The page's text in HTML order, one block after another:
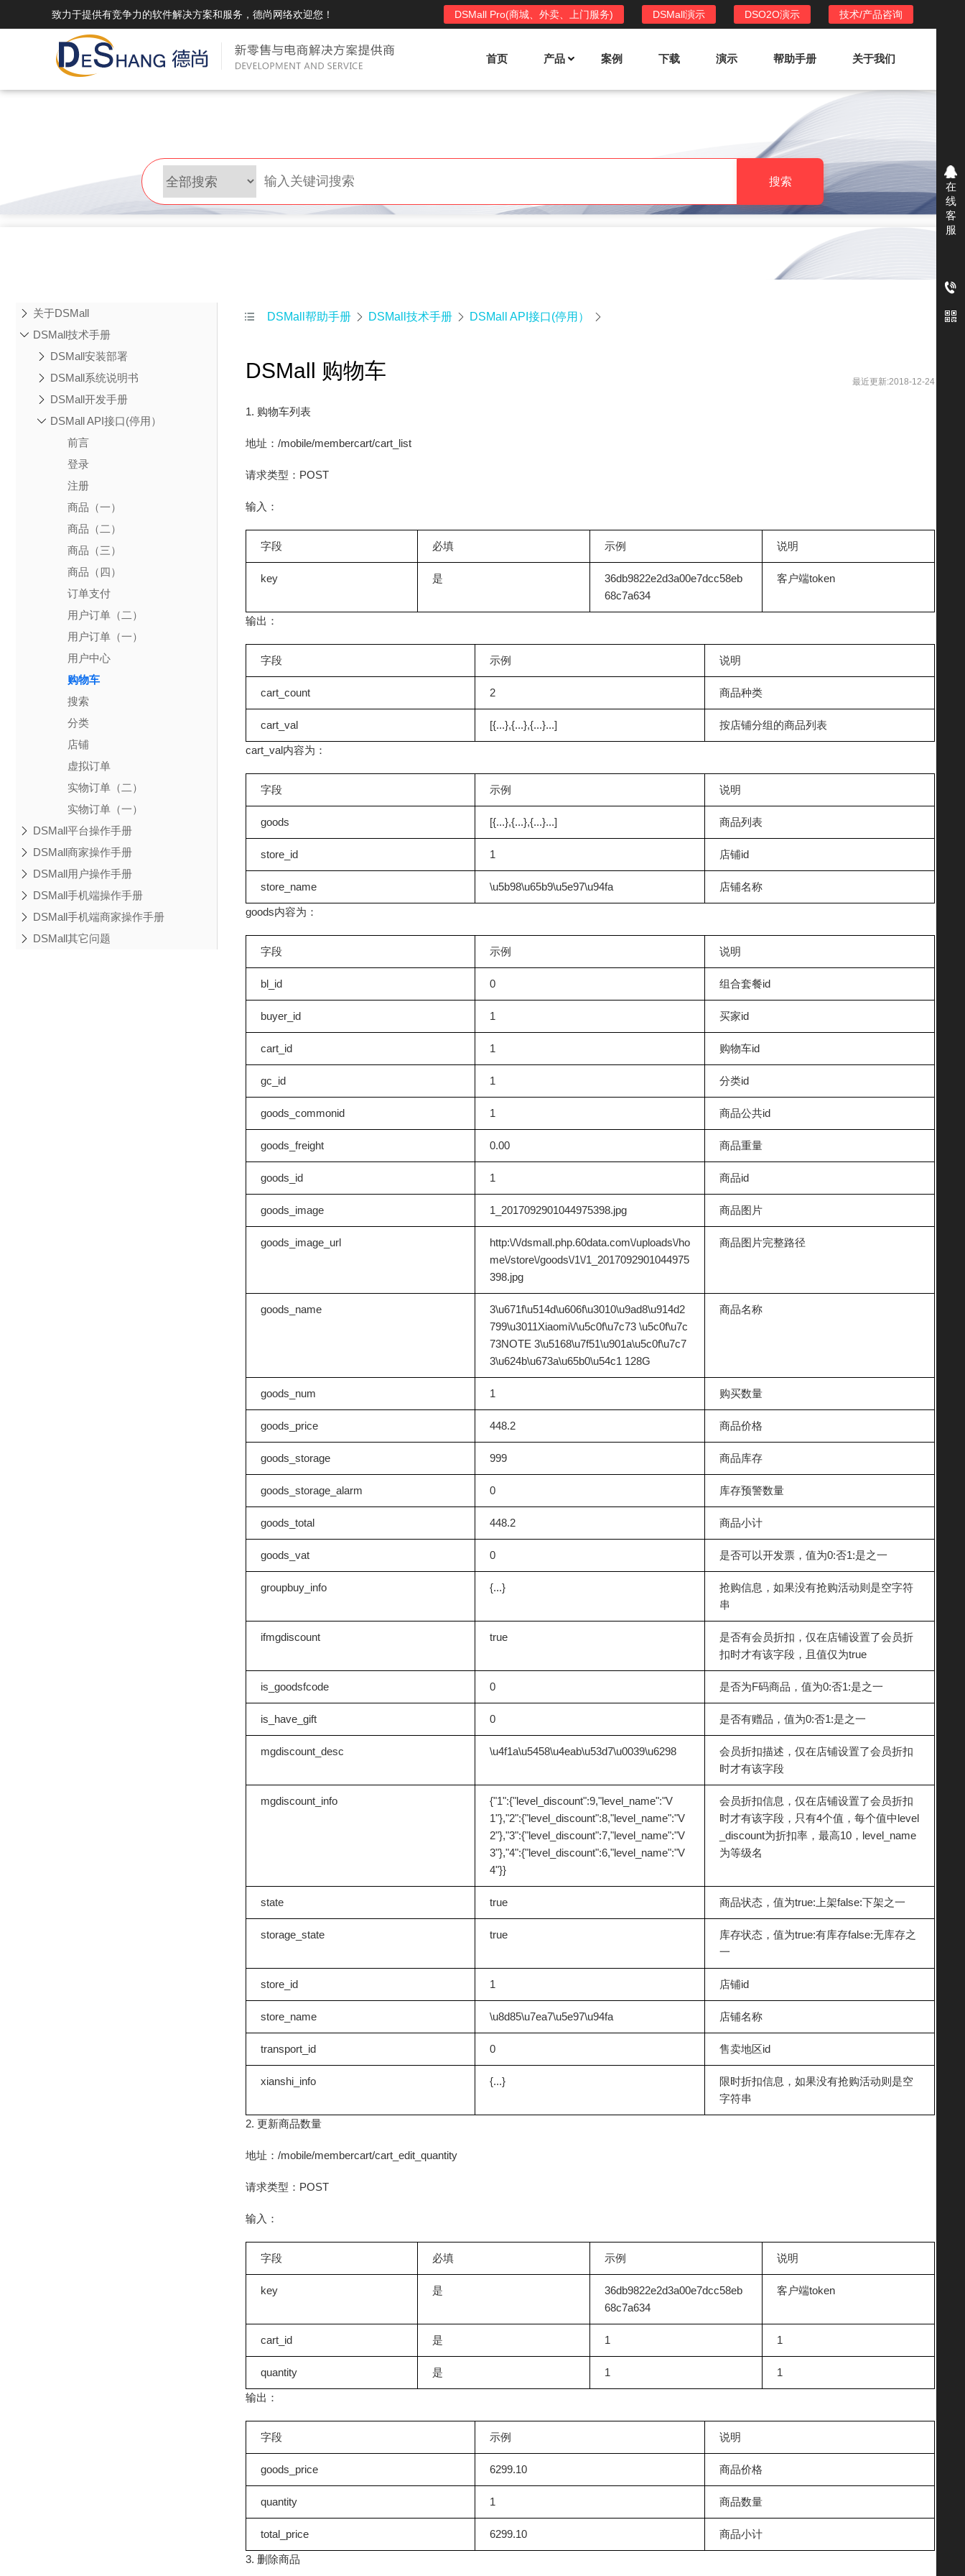
致力于提供有竞争力的软件解决方案和服务，德尚网络欢迎您！ 技术/产品咨询
DSO2O演示
DSMall演示
DSMall Pro(商城、外卖、上门服务)
首页 产品
DSMall Pro功能列表
DSMall Pro支持商城购物，外卖，上门
服务，短视频等功能。
DSMall功能列表
系统支持平台自营、分销、拼团、限时
折扣、优惠套装、微信、小程序等
DSShop功能列表 DSO2O功能列表
提供新零售线上化经营管理工具，基于
LBS定位，只为让更多客户、多次到店
消费
案例 下载 演示 帮助手册 关于我们
搜索
关于DSMall
DSMall技术手册
DSMall安装部署
DSMall系统说明书
DSMall开发手册
DSMall API接口(停用）
前言
登录
注册
商品（一）
商品（二）
商品（三）
商品（四）
订单支付
用户订单（二）
用户订单（一）
用户中心
购物车
搜索
分类
店铺
虚拟订单
实物订单（二）
实物订单（一）
DSMall平台操作手册
DSMall商家操作手册
DSMall用户操作手册
DSMall手机端操作手册
DSMall手机端商家操作手册
DSMall其它问题
 DSMall帮助手册  DSMall技术手册  DSMall API接口(停用） 
DSMall 购物车 最近更新:2018-12-24
1. 购物车列表
地址：/mobile/membercart/cart_list
请求类型：POST
输入：
字段 必填 示例 说明
key 是
36db9822e2d3a00e7dcc58eb
68c7a634
客户端token
输出：
字段 示例 说明
cart_count 2 商品种类
cart_val [{...},{...},{...}...] 按店铺分组的商品列表
cart_val内容为：
字段 示例 说明
goods [{...},{...},{...}...] 商品列表
store_id 1 店铺id
store_name \u5b98\u65b9\u5e97\u94fa 店铺名称
goods内容为：
字段 示例 说明
bl_id 0 组合套餐id
buyer_id 1 买家id
cart_id 1 购物车id
gc_id 1 分类id
goods_commonid 1 商品公共id
goods_freight 0.00 商品重量
goods_id 1 商品id
goods_image 1_2017092901044975398.jpg 商品图片
goods_image_url
http:\/\/dsmall.php.60data.com\/uploads\/ho
me\/store\/goods\/1\/1_2017092901044975
398.jpg
商品图片完整路径
goods_name
3\u671f\u514d\u606f\u3010\u9ad8\u914d2
799\u3011Xiaomi\/\u5c0f\u7c73 \u5c0f\u7c
73NOTE 3\u5168\u7f51\u901a\u5c0f\u7c7
3\u624b\u673a\u65b0\u54c1 128G
商品名称
goods_num 1 购买数量
goods_price 448.2 商品价格
goods_storage 999 商品库存
goods_storage_alarm 0 库存预警数量
goods_total 448.2 商品小计
goods_vat 0 是否可以开发票，值为0:否1:是之一
groupbuy_info {...}
抢购信息，如果没有抢购活动则是空字符
串
ifmgdiscount true
是否有会员折扣，仅在店铺设置了会员折
扣时才有该字段，且值仅为true
is_goodsfcode 0 是否为F码商品，值为0:否1:是之一
is_have_gift 0 是否有赠品，值为0:否1:是之一
mgdiscount_desc \u4f1a\u5458\u4eab\u53d7\u0039\u6298
会员折扣描述，仅在店铺设置了会员折扣
时才有该字段
mgdiscount_info
{"1":{"level_discount":9,"level_name":"V
1"},"2":{"level_discount":8,"level_name":"V
2"},"3":{"level_discount":7,"level_name":"V
3"},"4":{"level_discount":6,"level_name":"V
4"}}
会员折扣信息，仅在店铺设置了会员折扣
时才有该字段，只有4个值，每个值中level
_discount为折扣率，最高10，level_name
为等级名
state true 商品状态，值为true:上架false:下架之一
storage_state true
库存状态，值为true:有库存false:无库存之
一
store_id 1 店铺id
store_name \u8d85\u7ea7\u5e97\u94fa 店铺名称
transport_id 0 售卖地区id
xianshi_info {...}
限时折扣信息，如果没有抢购活动则是空
字符串
2. 更新商品数量
地址：/mobile/membercart/cart_edit_quantity
请求类型：POST
输入：
字段 必填 示例 说明
key 是
36db9822e2d3a00e7dcc58eb
68c7a634
客户端token
cart_id 是 1 1
quantity 是 1 1
输出：
字段 示例 说明
goods_price 6299.10 商品价格
quantity 1 商品数量
total_price 6299.10 商品小计
3. 删除商品
在
线
客
服